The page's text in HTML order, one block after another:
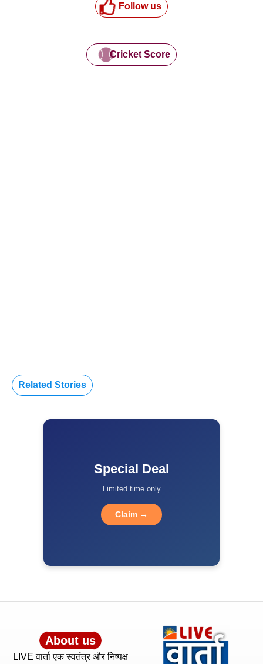
Follow us
Cricket Score
Related Stories
Special Deal
Limited time only
Claim →
About us
LIVE वार्ता एक स्वतंत्र और निष्पक्ष